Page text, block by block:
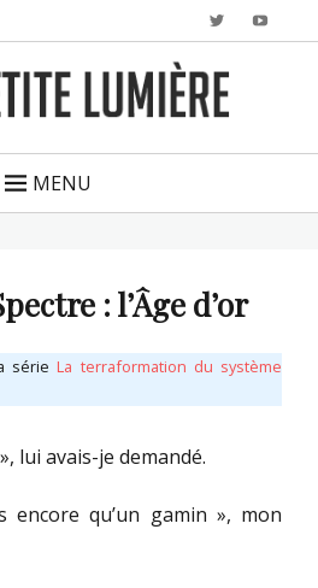
Twitter
MENU
: l’Âge d’or
série La terraformation du système
lui avais-je demandé.
encore qu’un gamin », mon